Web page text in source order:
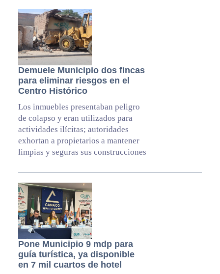
Demuele Municipio dos fincas
para eliminar riesgos en el
Centro Histórico
Los inmuebles presentaban peligro
de colapso y eran utilizados para
actividades ilícitas; autoridades
exhortan a propietarios a mantener
limpias y seguras sus construcciones
Pone Municipio 9 mdp para
guía turística, ya disponible
en 7 mil cuartos de hotel